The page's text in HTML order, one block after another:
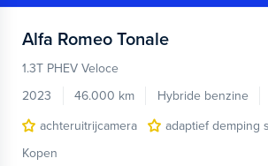
Alfa Romeo Tonale
1.3T PHEV Veloce
2023
46.000 km Hybride benzine
achteruitrijcamera
adaptief demping
Kopen